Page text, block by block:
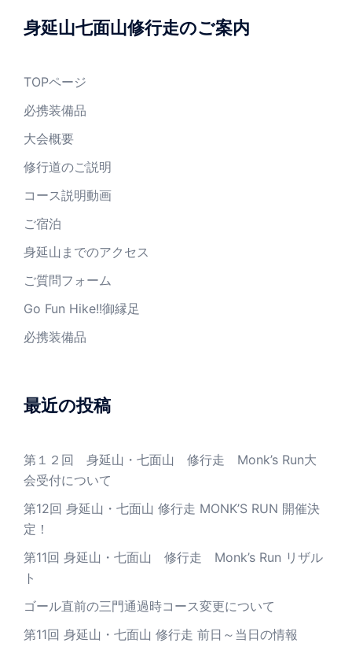
身延山七面山修行走のご案内
TOPページ
必携装備品
大会概要
修行道のご説明
コース説明動画
ご宿泊
身延山までのアクセス
ご質問フォーム
Go Fun Hike!!御縁足
必携装備品
最近の投稿
第１２回 身延山・七面山 修行走 Monk’s Run大
会受付について
第12回 身延山・七面山 修行走 MONK’S RUN 開催決
定！
第11回 身延山・七面山 修行走 Monk’s Run リザル
ト
ゴール直前の三門通過時コース変更について
第11回 身延山・七面山 修行走 前日～当日の情報